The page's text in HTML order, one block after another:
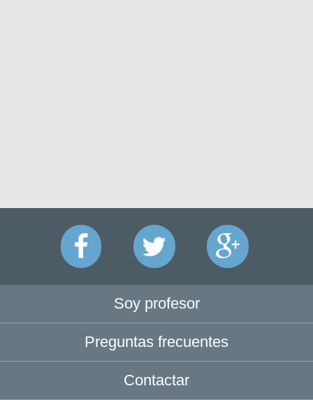
Soy profesor
Preguntas frecuentes
Contactar